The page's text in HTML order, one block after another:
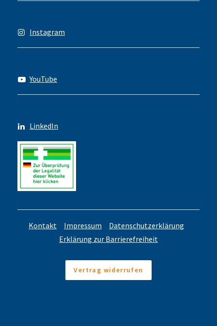
Instagram
YouTube
LinkedIn
Kontakt Impressum
Datenschutzerklärung
Erklärung zur Barrierefreiheit
Vertrag widerrufen